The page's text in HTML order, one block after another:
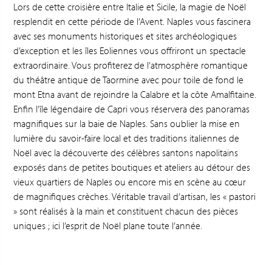
Lors de cette croisière entre Italie et Sicile, la magie de Noël
resplendit en cette période de l’Avent. Naples vous fascinera
avec ses monuments historiques et sites archéologiques
d’exception et les îles Eoliennes vous offriront un spectacle
extraordinaire. Vous profiterez de l’atmosphère romantique
du théâtre antique de Taormine avec pour toile de fond le
mont Etna avant de rejoindre la Calabre et la côte Amalfitaine.
Enfin l’île légendaire de Capri vous réservera des panoramas
magnifiques sur la baie de Naples. Sans oublier la mise en
lumière du savoir-faire local et des traditions italiennes de
Noël avec la découverte des célèbres santons napolitains
exposés dans de petites boutiques et ateliers au détour des
vieux quartiers de Naples ou encore mis en scène au cœur
de magnifiques crèches. Véritable travail d’artisan, les « pastori
» sont réalisés à la main et constituent chacun des pièces
uniques ; ici l’esprit de Noël plane toute l’année.